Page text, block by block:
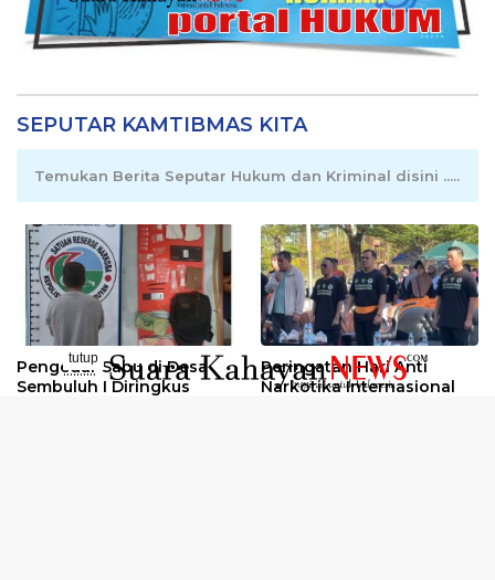
SEPUTAR KAMTIBMAS KITA
Temukan Berita Seputar Hukum dan Kriminal disini .....
Pengedar Sabu di Desa
Sembuluh I Diringkus
Peringatan Hari Anti
Narkotika Internasional
tutup
..........